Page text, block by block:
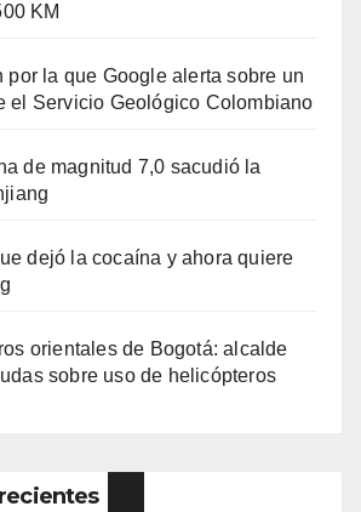
KM
por la que Google alerta sobre un
el Servicio Geológico Colombiano
de magnitud 7,0 sacudió la
dejó la cocaína y ahora quiere
orientales de Bogotá: alcalde
sobre uso de helicópteros